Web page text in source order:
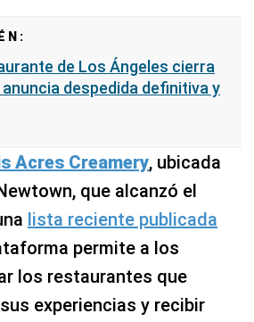
de Los Ángeles cierra
despedida definitiva y
Acres Creamery, ubicada
que alcanzó el
lista reciente publicada
permite a los
los restaurantes que
experiencias y recibir